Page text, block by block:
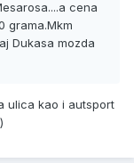
cena
grama.Mkm
Dukasa mozda
ulica kao i autsport